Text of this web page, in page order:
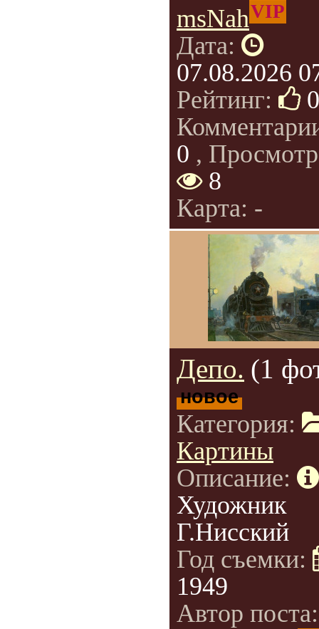
msNahVIP
Дата:
07.08.2026
Рейтинг:
0
0 ,
8
Карта: -
Депо. (1
новое
Категория:
Картины
Описание:
Художник
Г.Нисский
Год съемки:
1949
Автор